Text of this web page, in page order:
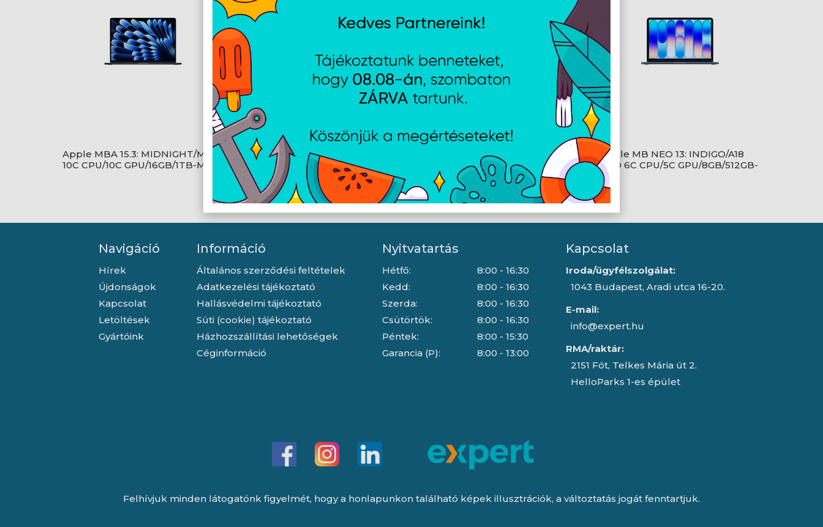
Apple MBA 15.3: MIDNIGHT/M5
10C CPU/10C GPU/16GB/1TB-MAG
Apple MBA 13.6: SKY BLUE/M5
10C CPU/8C GPU/16GB/512GB-
MAG
Apple MBA 13.6: MIDNIGHT/M5
10C CPU/8C GPU/16GB/512GB-
MAG
Apple MB NEO 13: INDIGO/A18
PRO 6C CPU/5C GPU/8GB/512GB-
MAG
Navigáció
Hírek
Újdonságok
Kapcsolat
Letöltések
Gyártóink
Információ
Általános szerződési feltételek
Adatkezelési tájékoztató
Hallásvédelmi tájékoztató
Süti (cookie) tájékoztató
Házhozszállítási lehetőségek
Céginformáció
Nyitvatartás
Hétfő:
Kedd:
Szerda:
Csütörtök:
Péntek:
Garancia (P):
8:00 - 16:30
8:00 - 16:30
8:00 - 16:30
8:00 - 16:30
8:00 - 15:30
8:00 - 13:00
Kapcsolat
Iroda/ügyfélszolgálat:
1043 Budapest, Aradi utca 16-20.
E-mail:
info@expert.hu
RMA/raktár:
2151 Fót, Telkes Mária út 2.
HelloParks 1-es épület
Felhívjuk minden látogatónk figyelmét, hogy a honlapunkon található képek illusztrációk, a változtatás jogát fenntartjuk.